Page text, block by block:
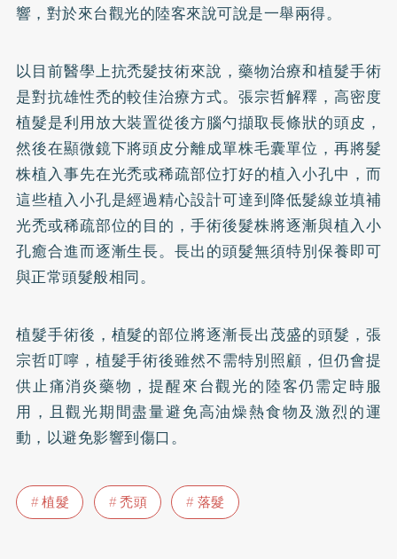
響，對於來台觀光的陸客來說可說是一舉兩得。
以目前醫學上抗禿髮技術來說，藥物治療和植髮手術
是對抗雄性禿的較佳治療方式。張宗哲解釋，高密度
植髮是利用放大裝置從後方腦勺擷取長條狀的頭皮，
然後在顯微鏡下將頭皮分離成單株毛囊單位，再將髮
株植入事先在光禿或稀疏部位打好的植入小孔中，而
這些植入小孔是經過精心設計可達到降低髮線並填補
光禿或稀疏部位的目的，手術後髮株將逐漸與植入小
孔癒合進而逐漸生長。長出的頭髮無須特別保養即可
與正常頭髮般相同。
植髮手術後，植髮的部位將逐漸長出茂盛的頭髮，張
宗哲叮嚀，植髮手術後雖然不需特別照顧，但仍會提
供止痛消炎藥物，提醒來台觀光的陸客仍需定時服
用，且觀光期間盡量避免高油燥熱食物及激烈的運
動，以避免影響到傷口。
植髮 禿頭 落髮